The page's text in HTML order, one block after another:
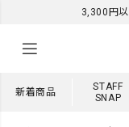
3,300円以
新着商品
STAFF
SNAP